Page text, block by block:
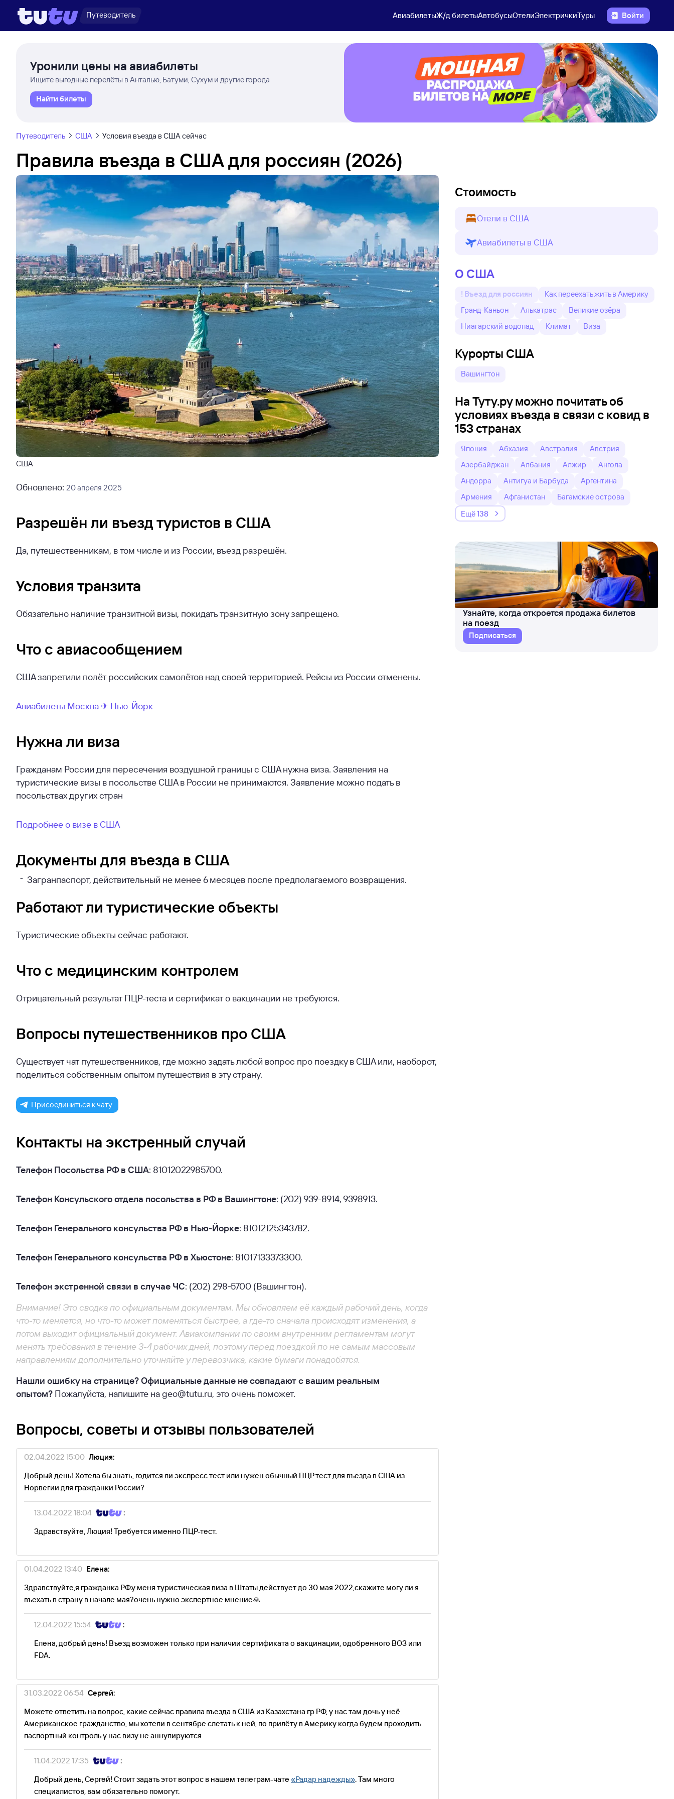
Путеводитель АвиабилетыЖ/д билетыАвтобусыОтелиЭлектричкиТуры Войти
Уронили цены на авиабилеты
Ищите выгодные перелёты в Анталью, Батуми, Сухум и другие города
Найти билеты
Путеводитель США Условия въезда в США сейчас
Правила въезда в США для россиян (2026)
США
Обновлено: 20 апреля 2025
Разрешён ли въезд туристов в США
Да, путешественникам, в том числе и из России, въезд разрешён.
Условия транзита
Обязательно наличие транзитной визы, покидать транзитную зону запрещено.
Что с авиасообщением
США запретили полёт российских самолётов над своей территорией. Рейсы из России отменены.
Авиабилеты Москва ✈ Нью-Йорк
Нужна ли виза
Гражданам России для пересечения воздушной границы с США нужна виза. Заявления на
туристические визы в посольстве США в России не принимаются. Заявление можно подать в
посольствах других стран
Подробнее о визе в США
Документы для въезда в США
Загранпаспорт, действительный не менее 6 месяцев после предполагаемого возвращения.
Работают ли туристические объекты
Туристические объекты сейчас работают.
Что с медицинским контролем
Отрицательный результат ПЦР-теста и сертификат о вакцинации не требуются.
Вопросы путешественников про США
Существует чат путешественников, где можно задать любой вопрос про поездку в США или, наоборот,
поделиться собственным опытом путешествия в эту страну.
Присоединиться к чату
Контакты на экстренный случай
Телефон Посольства РФ в США: 81012022985700.
Телефон Консульского отдела посольства в РФ в Вашингтоне: (202) 939-8914, 9398913.
Телефон Генерального консульства РФ в Нью-Йорке: 81012125343782.
Телефон Генерального консульства РФ в Хьюстоне: 81017133373300.
Телефон экстренной связи в случае ЧС: (202) 298‑5700 (Вашингтон).
Внимание! Это сводка по официальным документам. Мы обновляем её каждый рабочий день, когда
что-то меняется, но что-то может поменяться быстрее, а где-то сначала происходят изменения, а
потом выходит официальный документ. Авиакомпании по своим внутренним регламентам могут
менять требования в течение 3-4 рабочих дней, поэтому перед поездкой по не самым массовым
направлениям дополнительно уточняйте у перевозчика, какие бумаги понадобятся.
Нашли ошибку на странице? Официальные данные не совпадают с вашим реальным
опытом? Пожалуйста, напишите на geo@tutu.ru, это очень поможет.
Вопросы, советы и отзывы пользователей
02.04.2022 15:00 Люция:
Добрый день! Хотела бы знать, годится ли экспресс тест или нужен обычный ПЦР тест для въезда в США из
Норвегии для гражданки России?
13.04.2022 18:04
:
Здравствуйте, Люция! Требуется именно ПЦР-тест.
01.04.2022 13:40 Елена:
Здравствуйте,я гражданка РФ.у меня туристическая виза в Штаты действует до 30 мая 2022,скажите могу ли я
въехать в страну в начале мая?очень нужно экспертное мнение🙏
12.04.2022 15:54
:
Елена, добрый день! Въезд возможен только при наличии сертификата о вакцинации, одобренного ВОЗ или
FDA.
31.03.2022 06:54 Сергей:
Можете ответить на вопрос, какие сейчас правила въезда в США из Казахстана гр РФ, у нас там дочь у неё
Американское гражданство, мы хотели в сентябре слетать к ней, по прилёту в Америку когда будем проходить
паспортный контроль у нас визу не аннулируются
11.04.2022 17:35
:
Добрый день, Сергей! Стоит задать этот вопрос в нашем телеграм-чате «Радар надежды». Там много
специалистов, вам обязательно помогут.
Стоимость
Отели в США
Авиабилеты в США
О США
! Въезд для россиян
Как переехать жить в Америку
Гранд-Каньон
Алькатрас
Великие озёра
Ниагарский водопад
Климат Виза
Курорты США
Вашингтон
На Туту.ру можно почитать об
условиях въезда в связи с ковид в
153 странах
Япония Абхазия Австралия
Австрия
Азербайджан
Албания Алжир
Ангола
Андорра
Антигуа и Барбуда
Аргентина
Армения
Афганистан
Багамские острова
Ещё 138
Узнайте, когда откроется продажа билетов
на поезд
Подписаться